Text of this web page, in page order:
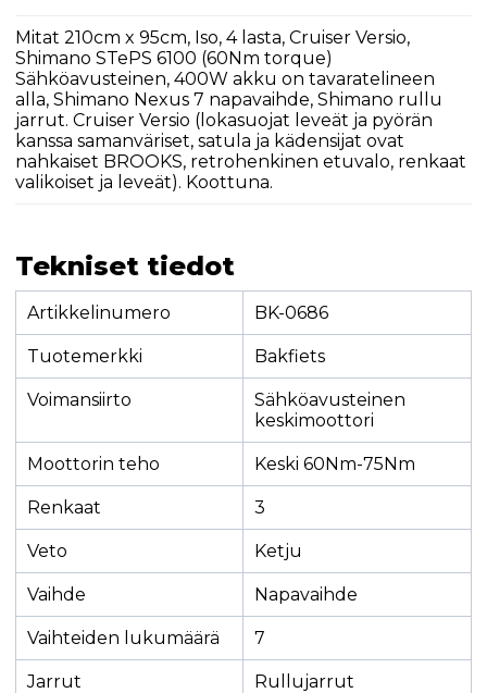
Mitat 210cm x 95cm, Iso, 4 lasta, Cruiser Versio,
Shimano STePS 6100 (60Nm torque)
Sähköavusteinen, 400W akku on tavaratelineen
alla, Shimano Nexus 7 napavaihde, Shimano rullu
jarrut. Cruiser Versio (lokasuojat leveät ja pyörän
kanssa samanväriset, satula ja kädensijat ovat
nahkaiset BROOKS, retrohenkinen etuvalo, renkaat
valikoiset ja leveät). Koottuna.
Tekniset tiedot
Artikkelinumero BK-0686
Tuotemerkki Bakfiets
Voimansiirto
Sähköavusteinen
keskimoottori
Moottorin teho Keski 60Nm-75Nm
Renkaat 3
Veto Ketju
Vaihde Napavaihde
Vaihteiden lukumäärä 7
Jarrut Rullujarrut